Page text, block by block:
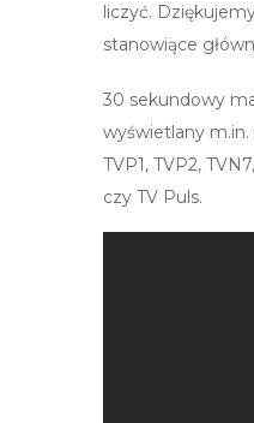
liczyć.
stanowiące
30 sekundowy
wyświetlany m.in.
TVP1, TVP2,
czy TV Puls.